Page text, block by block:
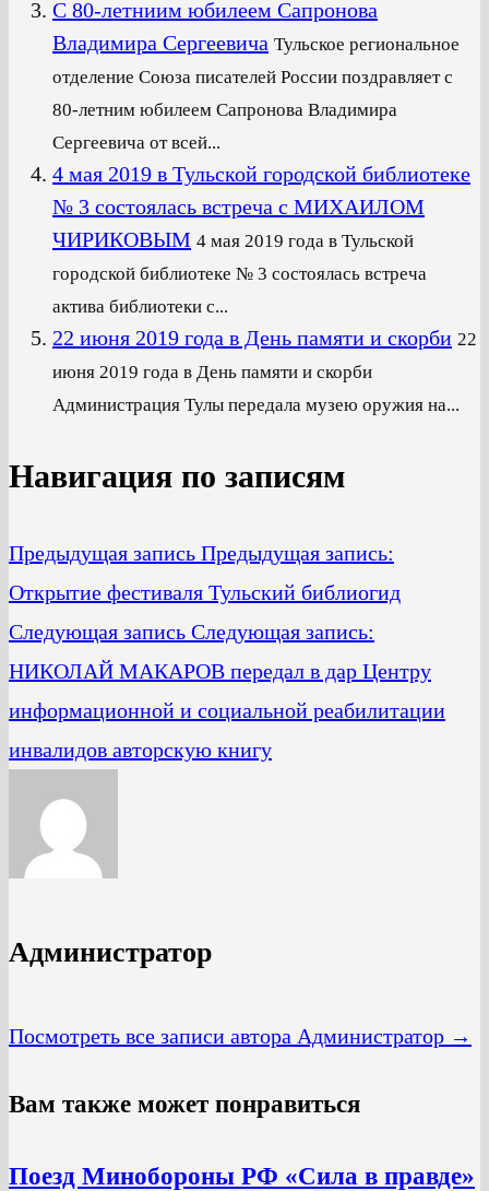
С 80-летниим юбилеем Сапронова
Владимира Сергеевича Тульское региональное
отделение Союза писателей России поздравляет с
80-летним юбилеем Сапронова Владимира
Сергеевича от всей...
4 мая 2019 в Тульской городской библиотеке
№ 3 состоялась встреча с МИХАИЛОМ
ЧИРИКОВЫМ 4 мая 2019 года в Тульской
городской библиотеке № 3 состоялась встреча
актива библиотеки с...
22 июня 2019 года в День памяти и скорби 22
июня 2019 года в День памяти и скорби
Администрация Тулы передала музею оружия на...
Навигация по записям
Предыдущая запись Предыдущая запись:
Открытие фестиваля Тульский библиогид
Следующая запись Следующая запись:
НИКОЛАЙ МАКАРОВ передал в дар Центру
информационной и социальной реабилитации
инвалидов авторскую книгу
Администратор
Посмотреть все записи автора Администратор →
Вам также может понравиться
Поезд Минобороны РФ «Сила в правде»